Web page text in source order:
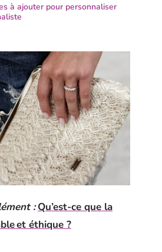
à ajouter pour personnaliser
: Qu’est-ce que la
et éthique ?